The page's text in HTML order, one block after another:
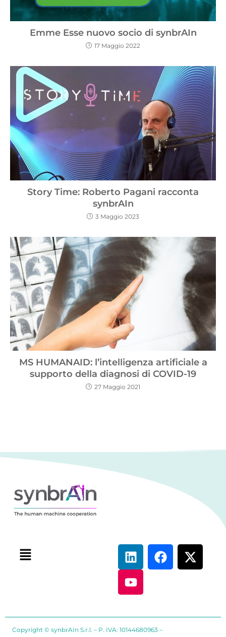
Emme Esse nuovo socio di synbrAIn
17 Maggio 2022
Story Time: Roberto Pagani racconta
synbrAIn
3 Maggio 2023
MS HUMANAID: l’intelligenza artificiale a
supporto della diagnosi di COVID-19
27 Maggio 2021
Copyright © synbrAIn S.r.l. – P. IVA: 10144680963 –